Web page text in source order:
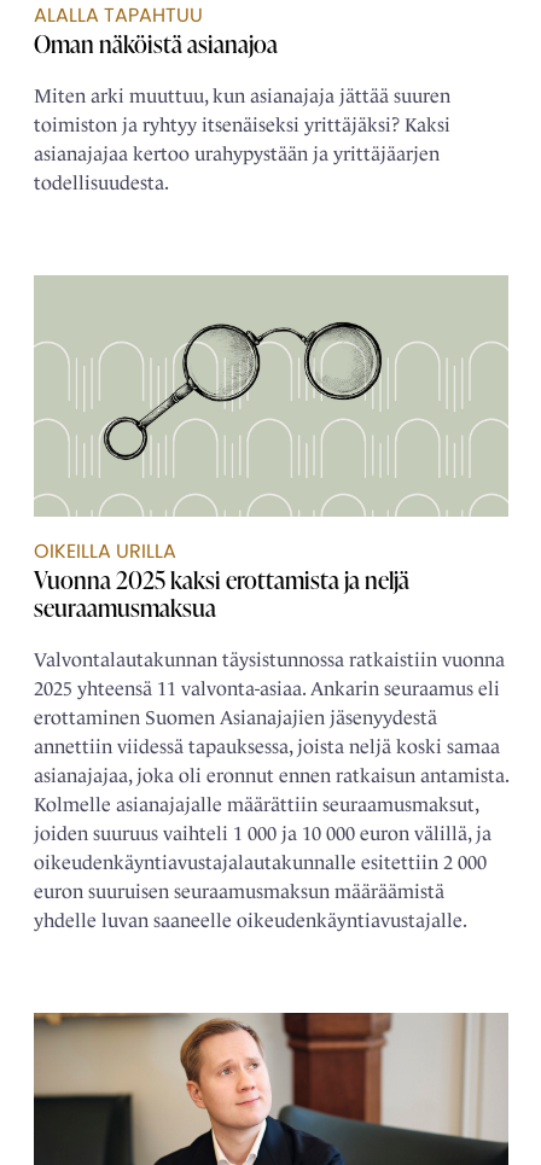
ALALLA TAPAHTUU
Oman näköistä ­asianajoa
Miten arki muuttuu, kun asianajaja jättää suuren
toimiston ja ryhtyy itsenäiseksi yrittäjäksi? Kaksi
asianajajaa kertoo urahypystään ja yrittäjäarjen
todellisuudesta.
OIKEILLA URILLA
Vuonna 2025 kaksi erottamista ja neljä
seuraamusmaksua
Valvontalautakunnan täysistunnossa ratkaistiin vuonna
2025 yhteensä 11 valvonta-asiaa. Ankarin seuraamus eli
erottaminen Suomen Asianajajien jäsenyydestä
annettiin viidessä tapauksessa, joista neljä koski samaa
asianajajaa, joka oli eronnut ennen ratkaisun antamista.
Kolmelle asianajajalle määrättiin seuraamusmaksut,
joiden suuruus vaihteli 1 000 ja 10 000 euron välillä, ja
oikeudenkäyntiavustajalautakunnalle esitettiin 2 000
euron suuruisen seuraamusmaksun määräämistä
yhdelle luvan saaneelle oikeudenkäyntiavustajalle.